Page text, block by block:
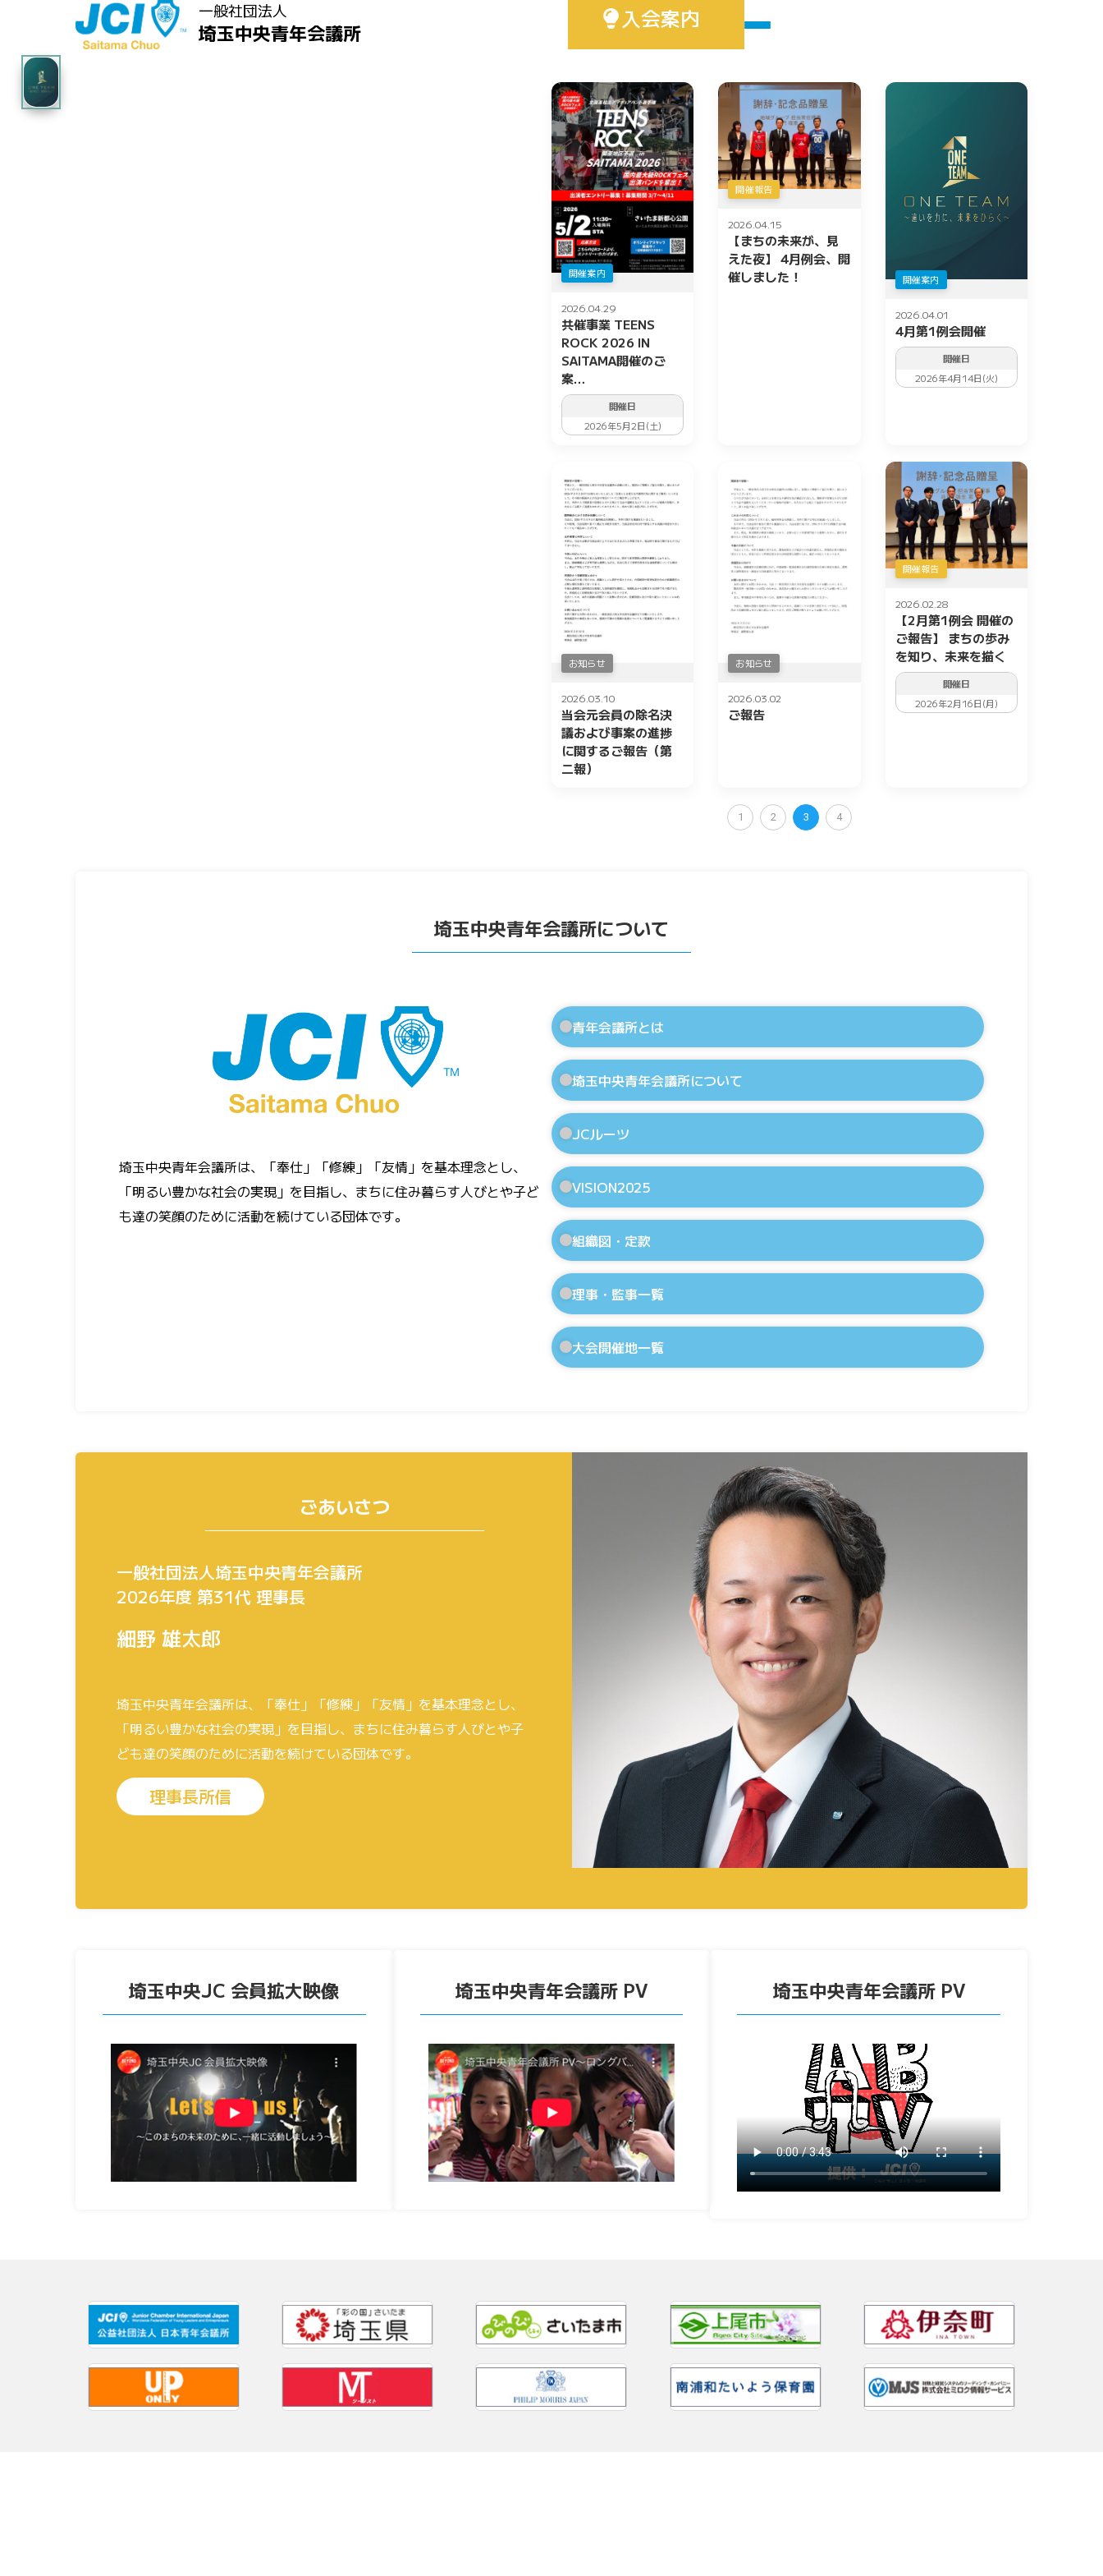
一般社団法人
埼玉中央青年会議所 入会案内
開催案内
2026.04.29
共催事業 TEENS
ROCK 2026 IN
SAITAMA開催のご
案…
開催日
2026年5月2日(土)
開催報告
2026.04.15
【まちの未来が、見
えた夜】 4月例会、開
催しました！
開催案内
2026.04.01
4月第1例会開催
開催日
2026年4月14日(火)
お知らせ
2026.03.10
当会元会員の除名決
議および事案の進捗
に関するご報告（第
二報）
お知らせ
2026.03.02
ご報告
開催報告
2026.02.28
【2月第1例会 開催の
ご報告】 まちの歩み
を知り、未来を描く
開催日
2026年2月16日(月)
1 2 3 4
埼玉中央青年会議所について
埼玉中央青年会議所は、「奉仕」「修練」「友情」を基本理念とし、
「明るい豊かな社会の実現」を目指し、まちに住み暮らす人びとや子ど
も達の笑顔のために活動を続けている団体です。
青年会議所とは
埼玉中央青年会議所について
JCルーツ
VISION2025
組織図・定款
理事・監事一覧
大会開催地一覧
ごあいさつ
一般社団法人埼玉中央青年会議所
2026年度 第31代 理事長
細野 雄太郎
埼玉中央青年会議所は、「奉仕」「修練」「友情」を基本理念とし、
「明るい豊かな社会の実現」を目指し、まちに住み暮らす人びとや子
ども達の笑顔のために活動を続けている団体です。
理事長所信
埼玉中央JC 会員拡大映像 埼玉中央青年会議所 PV 埼玉中央青年会議所 PV